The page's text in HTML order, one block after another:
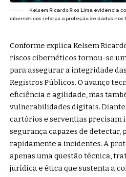
Kelsem Ricardo Rios Lima evidencia
cibernéticos reforça a proteção de dados nos
Conforme explica Kelsem
riscos cibernéticos tornou-se
para assegurar a integridade
Registros Públicos. O avanço
eficiência e agilidade, mas
vulnerabilidades digitais. Diante
cartórios e serventias precisam
segurança capazes de detectar,
rapidamente a incidentes. A
apenas uma questão técnica,
jurídica e ética que sustenta a